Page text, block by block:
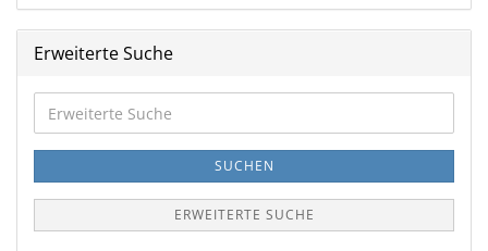
Erweiterte Suche
Suche
SUCHEN
ERWEITERTE SUCHE